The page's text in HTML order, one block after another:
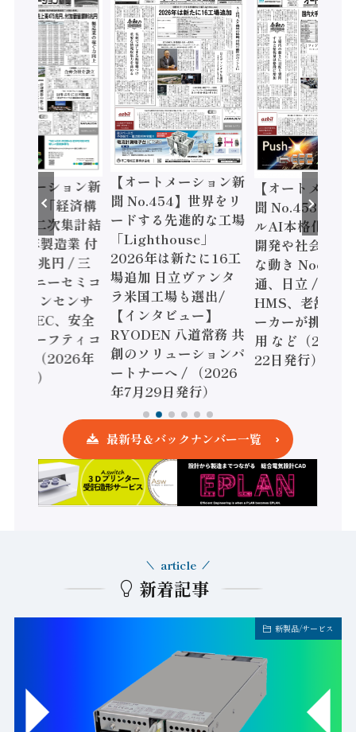
トメーション新
】「経済構
調査二次集計結
年製造業 付
額86兆円 / 三
とソニーセミコ
ジョンセンサ
/ IDEC、安全
すセーフティコ
ーラ（2026年
発行）
【オートメーション新
聞 No.454】世界をリ
ードする先進的な工場
「Lighthouse」
2026年は新たに16工
場追加 日立ヴァンタ
ラ米国工場も選出/
【インタビュー】
RYODEN 八道常務 共
創のソリューションパ
ートナーへ / （2026
年7月29日発行）
【オートメーシ
聞 No.453】フ
ルAI本格化へ
開発や社会実装
な動き Noetra
通、日立 / 兵神
HMS、老舗ポ
ーカーが挑むデ
用 など（2026
22日発行）
最新号＆バックナンバー一覧
新着記事
article
新製品/サービス